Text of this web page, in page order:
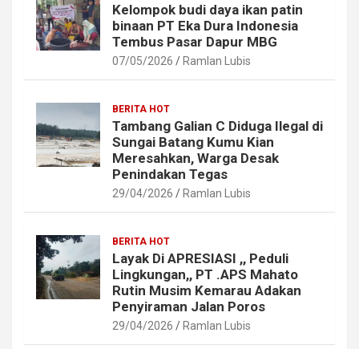
Kelompok budi daya ikan patin
binaan PT Eka Dura Indonesia
Tembus Pasar Dapur MBG
07/05/2026 Ramlan Lubis
BERITA HOT
Tambang Galian C Diduga Ilegal di
Sungai Batang Kumu Kian
Meresahkan, Warga Desak
Penindakan Tegas
29/04/2026 Ramlan Lubis
BERITA HOT
Layak Di APRESIASI ,, Peduli
Lingkungan,, PT .APS Mahato
Rutin Musim Kemarau Adakan
Penyiraman Jalan Poros
29/04/2026 Ramlan Lubis